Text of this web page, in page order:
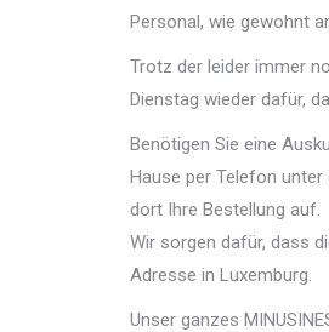
Personal, wie gewohnt
Trotz der leider immer
Dienstag wieder dafür,
Benötigen Sie eine
Hause per Telefon unter
dort Ihre Bestellung auf.
Wir sorgen dafür, dass
Adresse in Luxemburg.
Unser ganzes